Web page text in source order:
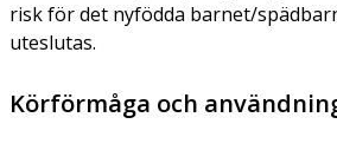
risk för det nyfödda barnet/
uteslutas.
Körförmåga och